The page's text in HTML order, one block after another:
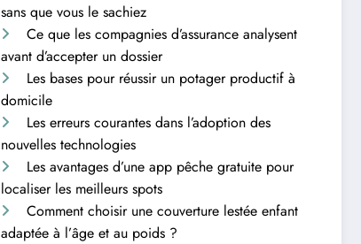
sans que vous le sachiez
Ce que les compagnies d’assurance analysent
avant d’accepter un dossier
Les bases pour réussir un potager productif à
domicile
Les erreurs courantes dans l’adoption des
nouvelles technologies
Les avantages d’une app pêche gratuite pour
localiser les meilleurs spots
Comment choisir une couverture lestée enfant
adaptée à l’âge et au poids ?